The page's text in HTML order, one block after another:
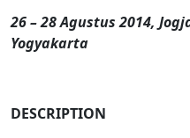
26 – 28 Agustus 2014,
Yogyakarta
DESCRIPTION